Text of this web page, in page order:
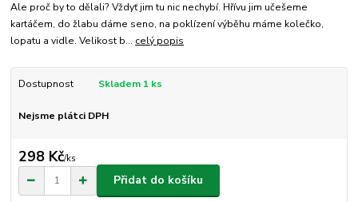
Ale proč by to dělali? Vždyť jim tu nic nechybí. Hřívu jim učešeme
kartáčem, do žlabu dáme seno, na poklízení výběhu máme kolečko,
lopatu a vidle. Velikost b... celý popis
Dostupnost Skladem 1 ks
Nejsme plátci DPH
298 Kč/ks
Přidat do košíku